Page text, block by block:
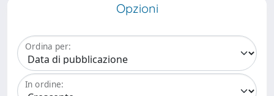
Opzioni
Ordina per:
In ordine: